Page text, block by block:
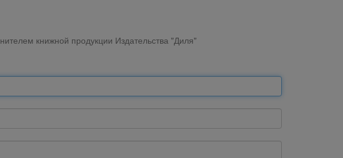
книжной продукции Издательства "Диля"